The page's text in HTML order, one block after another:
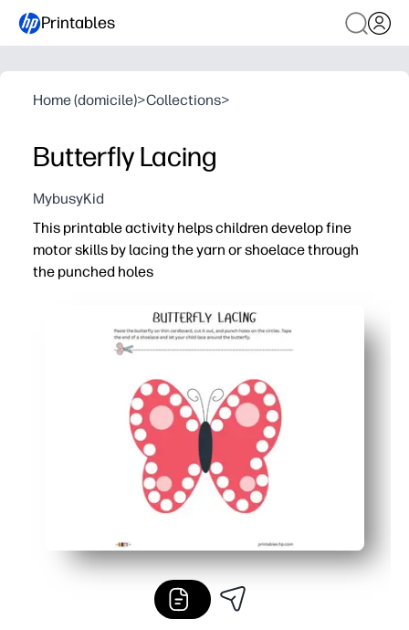
Printables
Home (domicile)>Collections>
Butterfly Lacing
MybusyKid
This printable activity helps children develop fine
motor skills by lacing the yarn or shoelace through
the punched holes